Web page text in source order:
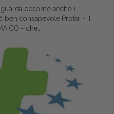
eccome anche i
ben consapevole Profar - il
- che...